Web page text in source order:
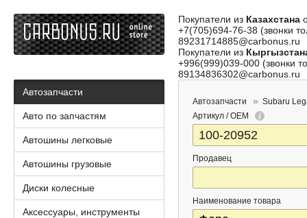
Покупатели из Казахстана
+7(705)694-76-38 (звонки
89231714885@carbonus.ru
Покупатели из
+996(999)039-000 (звонки
89134836302@carbonus.ru
Автозапчасти
Subaru
Артикул / OEM
Продавец
Наименование товара
Автозапчасти
Авто по запчастям
Автошины легковые
Автошины грузовые
Диски колесные
Аксессуары, инструменты